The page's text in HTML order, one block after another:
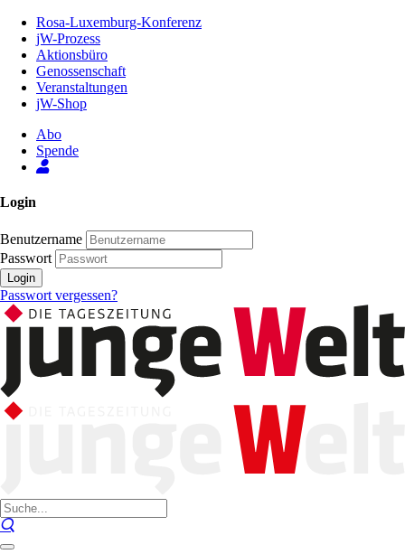
Inhalt
Seite
Rosa-Luxemburg-Konferenz
jW-Prozess
Aktionsbüro
Genossenschaft
Veranstaltungen
jW-Shop
Abo
Spende
Login
Benutzername
Passwort
Login
Passwort vergessen?